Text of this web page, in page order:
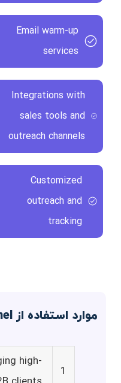
Email warm-up
services
Integrations with
sales tools and
outreach channels
Customized
outreach and
tracking
موارد استفاده از OmniChannel
1
high-